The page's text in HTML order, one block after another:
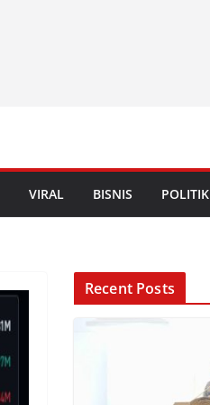
VIRAL BISNIS POLITIK
Recent Posts